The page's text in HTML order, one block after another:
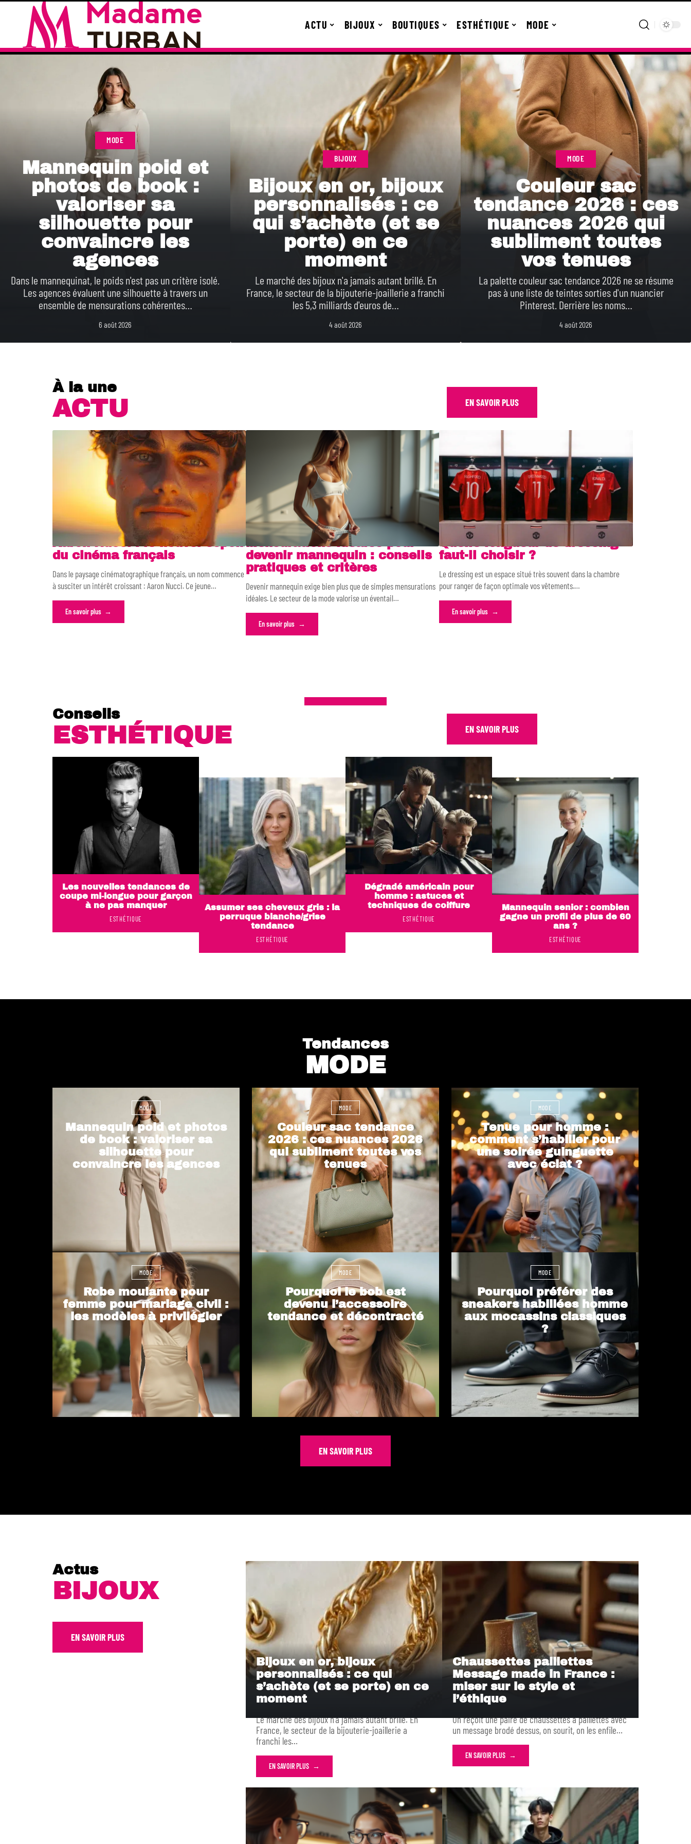
ACTU BIJOUX BOUTIQUES ESTHÉTIQUE MODE
MODE
Mannequin poid et
photos de book :
valoriser sa
silhouette pour
convaincre les
agences
Dans le mannequinat, le poids n'est pas un critère isolé.
Les agences évaluent une silhouette à travers un
ensemble de mensurations cohérentes…
6 août 2026
BIJOUX
Bijoux en or, bijoux
personnalisés : ce
qui s’achète (et se
porte) en ce
moment
Le marché des bijoux n'a jamais autant brillé. En
France, le secteur de la bijouterie-joaillerie a franchi
les 5,3 milliards d'euros de
4 août 2026
MODE
Couleur sac
tendance 2026 : ces
nuances 2026 qui
subliment toutes
vos tenues
La palette couleur sac tendance 2026 ne se résume
pas à une liste de teintes sorties d'un nuancier
Pinterest. Derrière les noms…
4 août 2026
À la une
ACTU EN SAVOIR PLUS
Aaron Nucci : le nouvel espoir
du cinéma français
Dans le paysage cinématographique français, un nom commence
à susciter un intérêt croissant : Aaron Nucci. Ce jeune…
En savoir plus
Mensurations idéales pour
devenir mannequin : conseils
pratiques et critères
Devenir mannequin exige bien plus que de simples mensurations
idéales. Le secteur de la mode valorise un éventail…
En savoir plus
Quelle longueur de dressing
faut-il choisir ?
Le dressing est un espace situé très souvent dans la chambre
pour ranger de façon optimale vos vêtements.…
En savoir plus
Conseils
ESTHÉTIQUE EN SAVOIR PLUS
Les nouvelles tendances de
coupe mi-longue pour garçon
à ne pas manquer
ESTHÉTIQUE
Assumer ses cheveux gris : la
perruque blanche/grise
tendance
ESTHÉTIQUE
Dégradé américain pour
homme : astuces et
techniques de coiffure
ESTHÉTIQUE
Mannequin senior : combien
gagne un profil de plus de 60
ans ?
ESTHÉTIQUE
Tendances
MODE
MODE
Mannequin poid et photos
de book : valoriser sa
silhouette pour
convaincre les agences
MODE
Couleur sac tendance
2026 : ces nuances 2026
qui subliment toutes vos
tenues
MODE
Tenue pour homme :
comment s’habiller pour
une soirée guinguette
avec éclat ?
MODE
Robe moulante pour
femme pour mariage civil :
les modèles à privilégier
MODE
Pourquoi le bob est
devenu l’accessoire
tendance et décontracté
MODE
Pourquoi préférer des
sneakers habillées homme
aux mocassins classiques
?
EN SAVOIR PLUS
Actus
BIJOUX
EN SAVOIR PLUS
Bijoux en or, bijoux
personnalisés : ce qui
s’achète (et se porte) en ce
moment
Le marché des bijoux n'a jamais autant brillé. En
France, le secteur de la bijouterie-joaillerie a
franchi les…
EN SAVOIR PLUS
Chaussettes paillettes
Message made in France :
miser sur le style et
l’éthique
On reçoit une paire de chaussettes à paillettes avec
un message brodé dessus, on sourit, on les enfile…
EN SAVOIR PLUS